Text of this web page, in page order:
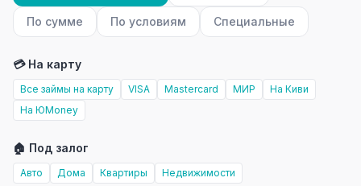
По сумме По условиям Специальные
💳 На карту
Все займы на карту VISA Mastercard МИР
На Киви
На ЮMoney
🏠 Под залог
Авто Дома Квартиры Недвижимости